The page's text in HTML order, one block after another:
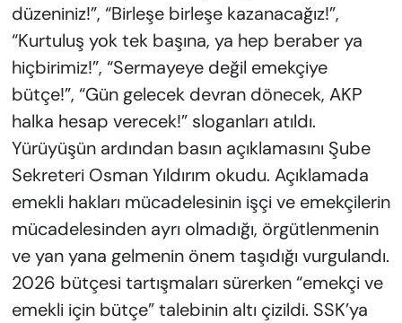
düzeniniz!”, “Birleşe birleşe kazanacağız!”,
“Kurtuluş yok tek başına, ya hep beraber ya
hiçbirimiz!”, “Sermayeye değil emekçiye
bütçe!”, “Gün gelecek devran dönecek, AKP
halka hesap verecek!” sloganları atıldı.
Yürüyüşün ardından basın açıklamasını Şube
Sekreteri Osman Yıldırım okudu. Açıklamada
emekli hakları mücadelesinin işçi ve emekçilerin
mücadelesinden ayrı olmadığı, örgütlenmenin
ve yan yana gelmenin önem taşıdığı vurgulandı.
2026 bütçesi tartışmaları sürerken “emekçi ve
emekli için bütçe” talebinin altı çizildi. SSK’ya